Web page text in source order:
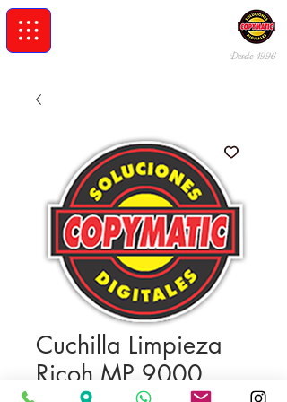
Desde 1996
Cuchilla Limpieza
Ricoh MP 9000